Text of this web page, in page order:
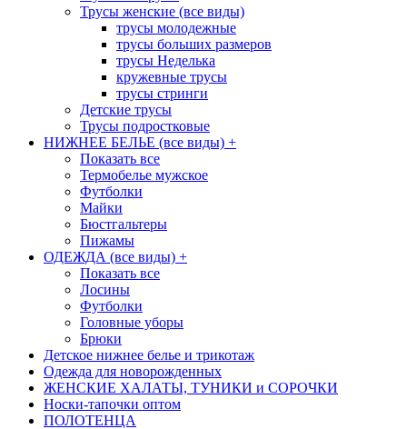
Трусы женские (все виды)
трусы молодежные
трусы больших размеров
трусы Неделька
кружевные трусы
трусы стринги
Детские трусы
Трусы подростковые
НИЖНЕЕ БЕЛЬЕ (все виды) +
Показать все
Термобелье мужское
Футболки
Майки
Бюстгальтеры
Пижамы
ОДЕЖДА (все виды) +
Показать все
Лосины
Футболки
Головные уборы
Брюки
Детское нижнее белье и трикотаж
Одежда для новорожденных
ЖЕНСКИЕ ХАЛАТЫ, ТУНИКИ и СОРОЧКИ
Носки-тапочки оптом
ПОЛОТЕНЦА